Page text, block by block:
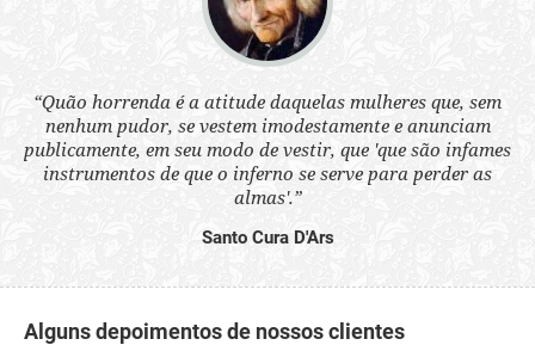
“Quão horrenda é a atitude daquelas mulheres que, sem
nenhum pudor, se vestem imodestamente e anunciam
publicamente, em seu modo de vestir, que 'que são infames
instrumentos de que o inferno se serve para perder as
almas'.”
Santo Cura D'Ars
Alguns depoimentos de nossos clientes